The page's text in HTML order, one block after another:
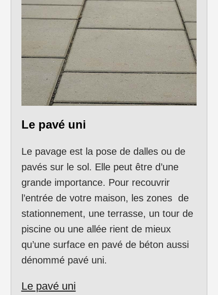
Le pavé uni
Le pavage est la pose de dalles ou de
pavés sur le sol. Elle peut être d’une
grande importance. Pour recouvrir
l’entrée de votre maison, les zones de
stationnement, une terrasse, un tour de
piscine ou une allée rient de mieux
qu’une surface en pavé de béton aussi
dénommé pavé uni.
Le pavé uni